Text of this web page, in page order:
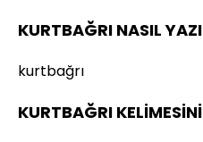
KURTBAĞRI NASIL
kurtbağrı
KURTBAĞRI